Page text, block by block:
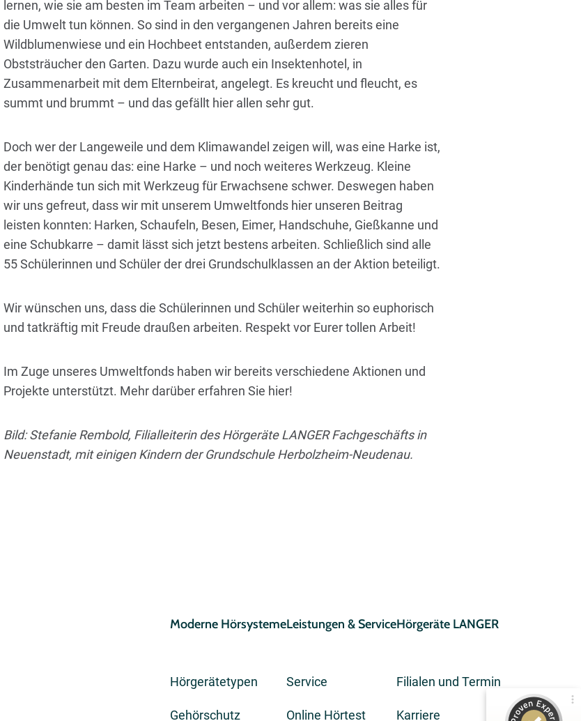
lernen, wie sie am besten im Team arbeiten – und vor allem: was sie alles für
die Umwelt tun können. So sind in den vergangenen Jahren bereits eine
Wildblumenwiese und ein Hochbeet entstanden, außerdem zieren
Obststräucher den Garten. Dazu wurde auch ein Insektenhotel, in
Zusammenarbeit mit dem Elternbeirat, angelegt. Es kreucht und fleucht, es
summt und brummt – und das gefällt hier allen sehr gut.
Doch wer der Langeweile und dem Klimawandel zeigen will, was eine Harke ist,
der benötigt genau das: eine Harke – und noch weiteres Werkzeug. Kleine
Kinderhände tun sich mit Werkzeug für Erwachsene schwer. Deswegen haben
wir uns gefreut, dass wir mit unserem Umweltfonds hier unseren Beitrag
leisten konnten: Harken, Schaufeln, Besen, Eimer, Handschuhe, Gießkanne und
eine Schubkarre – damit lässt sich jetzt bestens arbeiten. Schließlich sind alle
55 Schülerinnen und Schüler der drei Grundschulklassen an der Aktion beteiligt.
Wir wünschen uns, dass die Schülerinnen und Schüler weiterhin so euphorisch
und tatkräftig mit Freude draußen arbeiten. Respekt vor Eurer tollen Arbeit!
Im Zuge unseres Umweltfonds haben wir bereits verschiedene Aktionen und
Projekte unterstützt. Mehr darüber erfahren Sie hier!
Bild: Stefanie Rembold, Filialleiterin des Hörgeräte LANGER Fachgeschäfts in
Neuenstadt, mit einigen Kindern der Grundschule Herbolzheim-Neudenau.
Moderne Hörsysteme
Hörgerätetypen
Gehörschutz
Leistungen & Service
Service
Online Hörtest
Hörgeräte LANGER
Filialen und Termin
Karriere